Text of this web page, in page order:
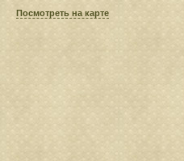
Посмотреть на карте